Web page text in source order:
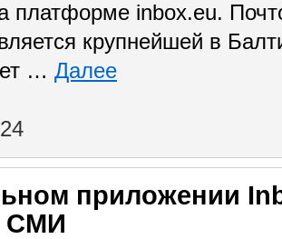
платформе inbox.eu.
крупнейшей в
… Далее
приложении
СМИ